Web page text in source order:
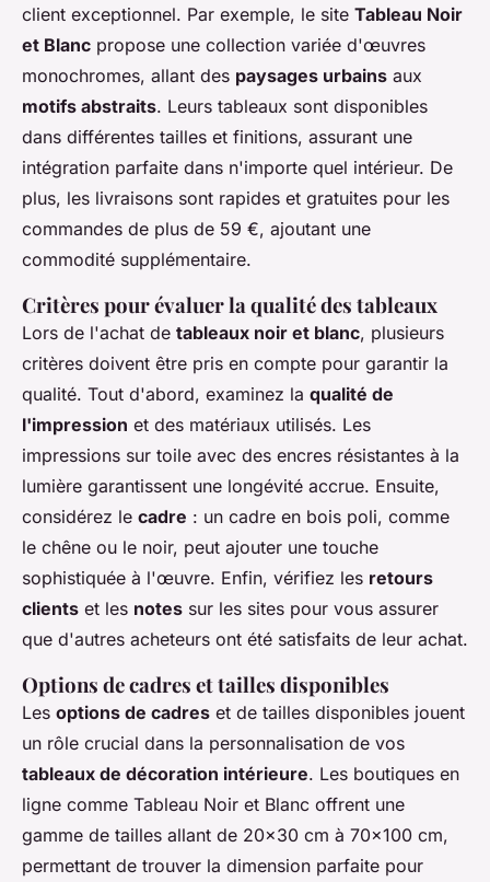
client exceptionnel. Par exemple, le site Tableau Noir
et Blanc propose une collection variée d'œuvres
monochromes, allant des paysages urbains aux
motifs abstraits. Leurs tableaux sont disponibles
dans différentes tailles et finitions, assurant une
intégration parfaite dans n'importe quel intérieur. De
plus, les livraisons sont rapides et gratuites pour les
commandes de plus de 59 €, ajoutant une
commodité supplémentaire.
Critères pour évaluer la qualité des tableaux
Lors de l'achat de tableaux noir et blanc, plusieurs
critères doivent être pris en compte pour garantir la
qualité. Tout d'abord, examinez la qualité de
l'impression et des matériaux utilisés. Les
impressions sur toile avec des encres résistantes à la
lumière garantissent une longévité accrue. Ensuite,
considérez le cadre : un cadre en bois poli, comme
le chêne ou le noir, peut ajouter une touche
sophistiquée à l'œuvre. Enfin, vérifiez les retours
clients et les notes sur les sites pour vous assurer
que d'autres acheteurs ont été satisfaits de leur achat.
Options de cadres et tailles disponibles
Les options de cadres et de tailles disponibles jouent
un rôle crucial dans la personnalisation de vos
tableaux de décoration intérieure. Les boutiques en
ligne comme Tableau Noir et Blanc offrent une
gamme de tailles allant de 20x30 cm à 70x100 cm,
permettant de trouver la dimension parfaite pour